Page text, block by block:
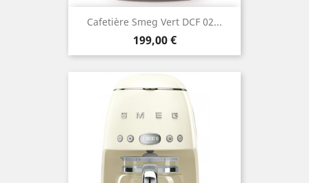
Cafetière Smeg Vert DCF 02...
Prix
199,00 €